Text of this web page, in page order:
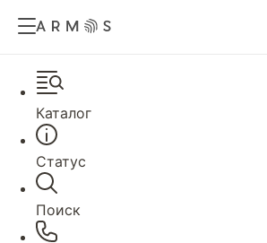
Каталог
Статус
Поиск